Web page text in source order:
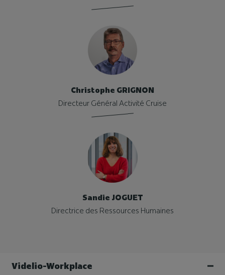
Christophe GRIGNON
Directeur Général Activité Cruise
Sandie JOGUET
Directrice des Ressources Humaines
Videlio-Workplace